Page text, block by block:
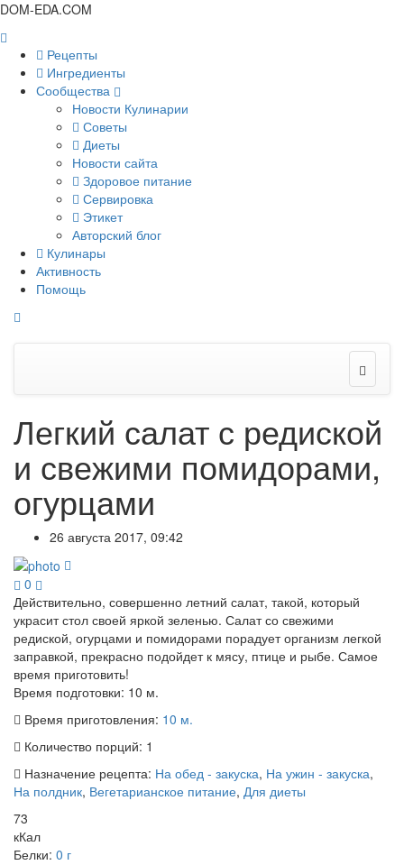
DOM-EDA.COM
Рецепты
Ингредиенты
Сообщества
Новости Кулинарии
Советы
Диеты
Новости сайта
Здоровое питание
Сервировка
Этикет
Авторский блог
Кулинары
Активность
Помощь
Легкий салат с редиской
и свежими помидорами,
огурцами
26 августа 2017, 09:42
0
Действительно, совершенно летний салат, такой, который
украсит стол своей яркой зеленью. Салат со свежими
редиской, огурцами и помидорами порадует организм легкой
заправкой, прекрасно подойдет к мясу, птице и рыбе. Самое
время приготовить!
Время подготовки: 10 м.
Время приготовления: 10 м.
Количество порций: 1
Назначение рецепта: На обед - закуска, На ужин - закуска,
На полдник, Вегетарианское питание, Для диеты
73
кКал
Белки: 0 г